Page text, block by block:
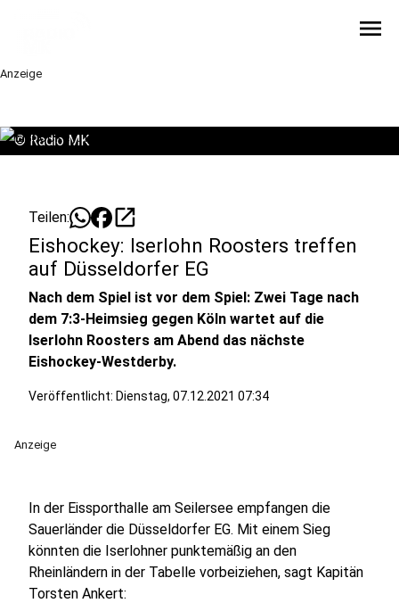
menu
Anzeige
© Radio MK
Teilen: open_in_new
Eishockey: Iserlohn Roosters treffen
auf Düsseldorfer EG
Nach dem Spiel ist vor dem Spiel: Zwei Tage nach
dem 7:3-Heimsieg gegen Köln wartet auf die
Iserlohn Roosters am Abend das nächste
Eishockey-Westderby.
Veröffentlicht: Dienstag, 07.12.2021 07:34
Anzeige
In der Eissporthalle am Seilersee empfangen die
Sauerländer die Düsseldorfer EG. Mit einem Sieg
könnten die Iserlohner punktemäßig an den
Rheinländern in der Tabelle vorbeiziehen, sagt Kapitän
Torsten Ankert: